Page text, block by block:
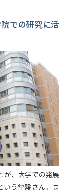
での研究に活
が、大学での発展
いう常盤さん。ま